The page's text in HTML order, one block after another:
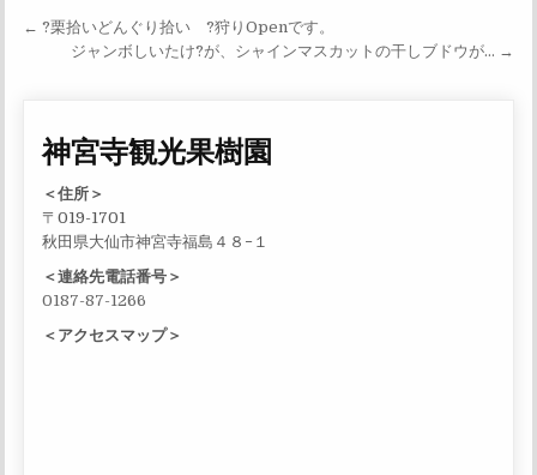
投稿ナビゲーション
← ?栗拾いどんぐり拾い ?狩りOpenです。
ジャンボしいたけ?が、シャインマスカットの干しブドウが… →
神宮寺観光果樹園
＜住所＞
〒019-1701
秋田県大仙市神宮寺福島４８−１
＜連絡先電話番号＞
0187-87-1266
＜アクセスマップ＞